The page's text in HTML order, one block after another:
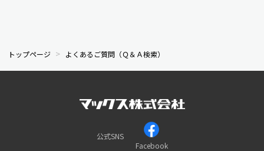
トップページ よくあるご質問（Ｑ＆Ａ検索）
公式SNS
Facebook